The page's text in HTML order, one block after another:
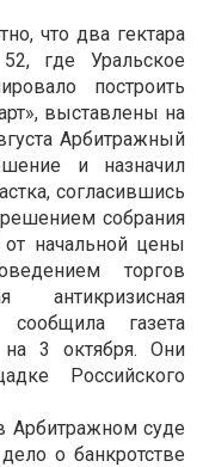
что два гектара
где Уральское
построить
выставлены на
Арбитражный
и назначил
согласившись
собрания
начальной цены
торгов
газета
на 3 октября. Они
Российского
Арбитражном суде
о банкротстве